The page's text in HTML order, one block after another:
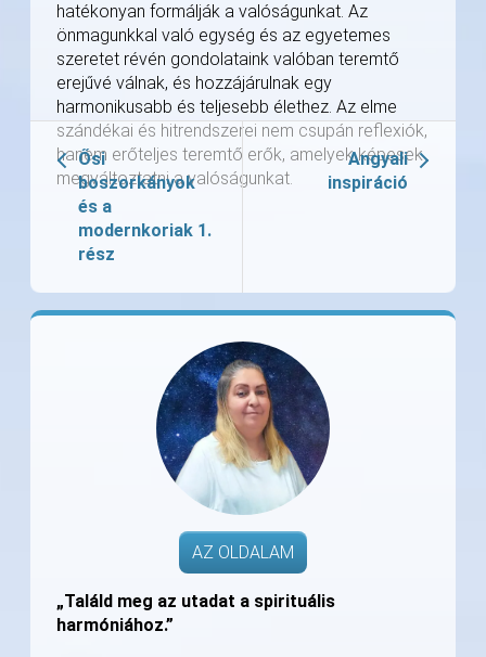
hatékonyan formálják a valóságunkat. Az
önmagunkkal való egység és az egyetemes
szeretet révén gondolataink valóban teremtő
erejűvé válnak, és hozzájárulnak egy
harmonikusabb és teljesebb élethez. Az elme
szándékai és hitrendszerei nem csupán reflexiók,
hanem erőteljes teremtő erők, amelyek képesek
megváltoztatni a valóságunkat.
Ősi
boszorkányok
és a
modernkoriak 1.
rész
Angyali
inspiráció
AZ OLDALAM
„Találd meg az utadat a spirituális
harmóniához.”